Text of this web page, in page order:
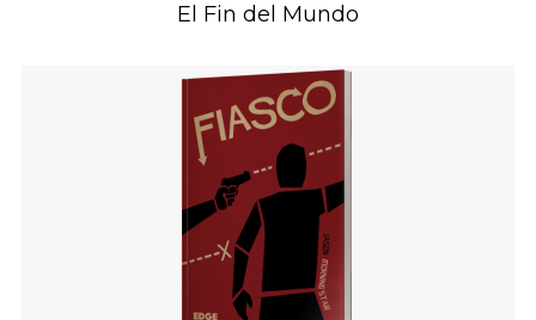
El Fin del Mundo